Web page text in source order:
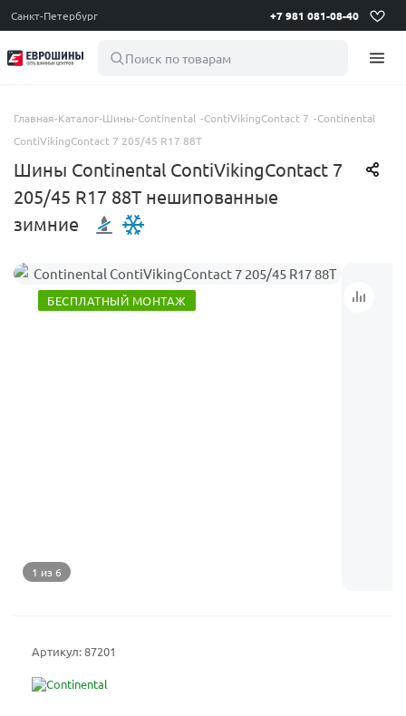
Санкт-Петербург +7 981 081-08-40
Поиск по товарам
Главная-Каталог-Шины-Continental -ContiVikingContact 7 -Continental
ContiVikingContact 7 205/45 R17 88T
Шины Continental ContiVikingContact 7
205/45 R17 88T нешипованные
зимние
БЕСПЛАТНЫЙ МОНТАЖ
1 из 6
Артикул:87201